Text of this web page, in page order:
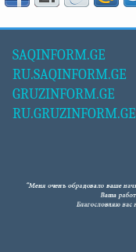
SAQINFORM.GE
RU.SAQINFORM.GE
GRUZINFORM.GE
RU.GRUZINFORM.GE